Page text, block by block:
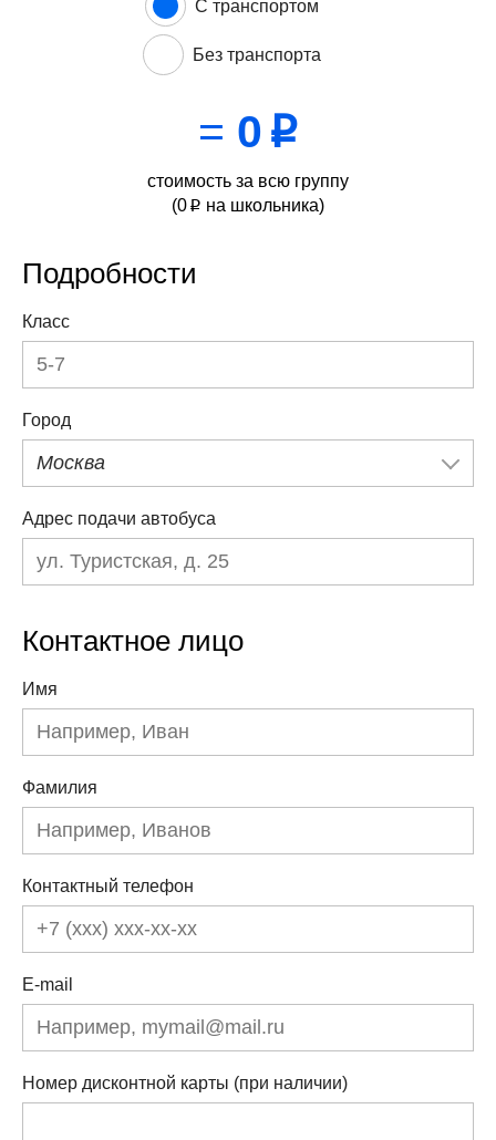
С транспортом
Без транспорта
= 0 p
стоимость за всю группу
(0 p на школьника)
Подробности
Класс
Город
Москва
Адрес подачи автобуса
Контактное лицо
Имя
Фамилия
Контактный телефон
E-mail
Номер дисконтной карты (при наличии)